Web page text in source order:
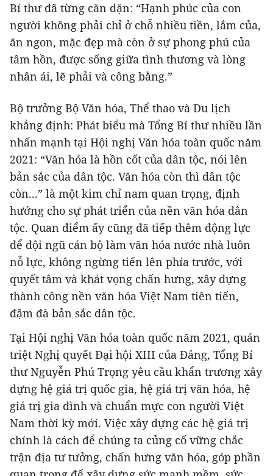
Bí thư đã từng căn dặn: “Hạnh phúc của con
người không phải chỉ ở chỗ nhiều tiền, lắm của,
ăn ngon, mặc đẹp mà còn ở sự phong phú của
tâm hồn, được sống giữa tình thương và lòng
nhân ái, lẽ phải và công bằng.”
Bộ trưởng Bộ Văn hóa, Thể thao và Du lịch
khẳng định: Phát biểu mà Tổng Bí thư nhiều lần
nhấn mạnh tại Hội nghị Văn hóa toàn quốc năm
2021: “Văn hóa là hồn cốt của dân tộc, nói lên
bản sắc của dân tộc. Văn hóa còn thì dân tộc
còn...” là một kim chỉ nam quan trọng, định
hướng cho sự phát triển của nền văn hóa dân
tộc. Quan điểm ấy cũng đã tiếp thêm động lực
để đội ngũ cán bộ làm văn hóa nước nhà luôn
nỗ lực, không ngừng tiến lên phía trước, với
quyết tâm và khát vọng chấn hưng, xây dựng
thành công nền văn hóa Việt Nam tiên tiến,
đậm đà bản sắc dân tộc.
Tại Hội nghị Văn hóa toàn quốc năm 2021, quán
triệt Nghị quyết Đại hội XIII của Đảng, Tổng Bí
thư Nguyễn Phú Trọng yêu cầu khẩn trương xây
dựng hệ giá trị quốc gia, hệ giá trị văn hóa, hệ
giá trị gia đình và chuẩn mực con người Việt
Nam thời kỳ mới. Việc xây dựng các hệ giá trị
chính là cách để chúng ta củng cố vững chắc
trận địa tư tưởng, chấn hưng văn hóa, góp phần